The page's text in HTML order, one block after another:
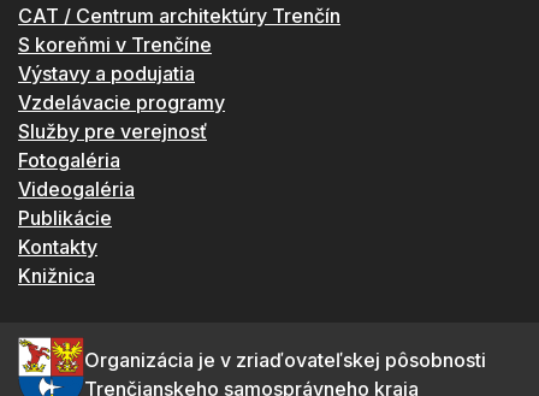
CAT / Centrum architektúry Trenčín
S koreňmi v Trenčíne
Výstavy a podujatia
Vzdelávacie programy
Služby pre verejnosť
Fotogaléria
Videogaléria
Publikácie
Kontakty
Knižnica
Organizácia je v zriaďovateľskej pôsobnosti
Trenčianskeho samosprávneho kraja